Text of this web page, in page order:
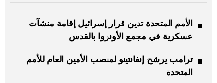
الأمم المتحدة تدين قرار إسرائيل إقامة منشآت
عسكرية في مجمع الأونروا بالقدس
ترامب يرشح إنفانتينو لمنصب الأمين العام للأمم
المتحدة